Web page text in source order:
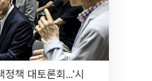
정책 대토론회...'시